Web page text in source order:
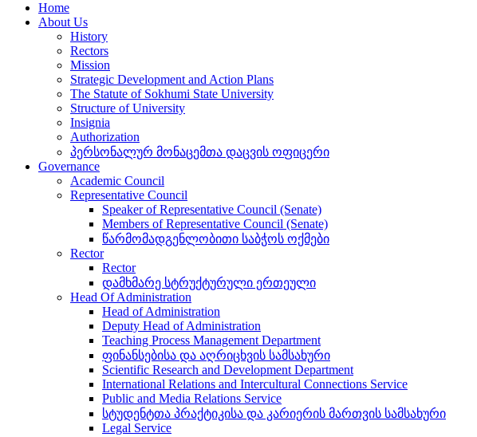
Home
About Us
History
Rectors
Mission
Strategic Development and Action Plans
The Statute of Sokhumi State University
Structure of University
Insignia
Authorization
პერსონალურ მონაცემთა დაცვის ოფიცერი
Governance
Academic Council
Representative Council
Speaker of Representative Council (Senate)
Members of Representative Council (Senate)
წარმომადგენლობითი საბჭოს ოქმები
Rector
Rector
დამხმარე სტრუქტურული ერთეული
Head Of Administration
Head of Administration
Deputy Head of Administration
Teaching Process Management Department
ფინანსებისა და აღრიცხვის სამსახური
Scientific Research and Development Department
International Relations and Intercultural Connections Service
Public and Media Relations Service
სტუდენტთა პრაქტიკისა და კარიერის მართვის სამსახური
Legal Service